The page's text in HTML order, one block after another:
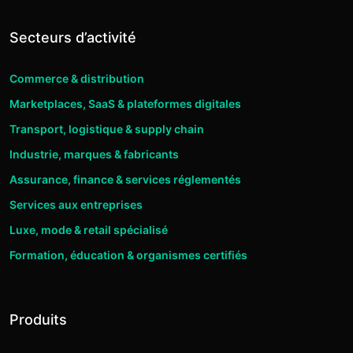
Secteurs d’activité
Commerce & distribution
Marketplaces, SaaS & plateformes digitales
Transport, logistique & supply chain
Industrie, marques & fabricants
Assurance, finance & services réglementés
Services aux entreprises
Luxe, mode & retail spécialisé
Formation, éducation & organismes certifiés
Produits